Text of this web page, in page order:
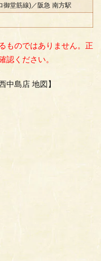
御堂筋線)／阪急 南方駅
ものではありません。正
認ください。
中島店 地図】